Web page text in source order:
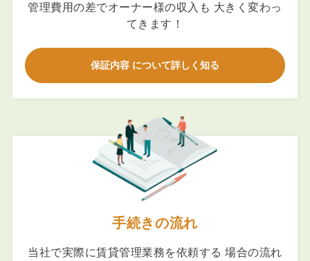
管理費用の差でオーナー様の収入も 大きく変わっ
てきます！
保証内容 について詳しく知る
手続きの流れ
当社で実際に賃貸管理業務を依頼する 場合の流れ